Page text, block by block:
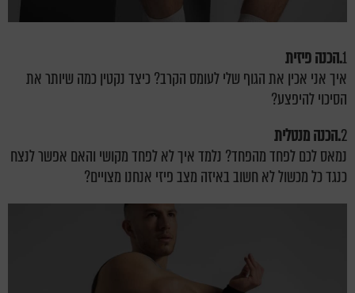
1.הכנה פיזית
איך אני אכין את הגוף שלי לעומס הקרב? כיצד נקטין כמה שיותר את
הסיכוי להיפצע?
2.הכנה מנטלית
נמאס לכם לפחד מהפחד? נלמד איך לא לפחד מקושי והאם אפשר לנצח
כנגד כל מכשול לא חשוב באיזה מצב פיזי אנחנו מצויים?